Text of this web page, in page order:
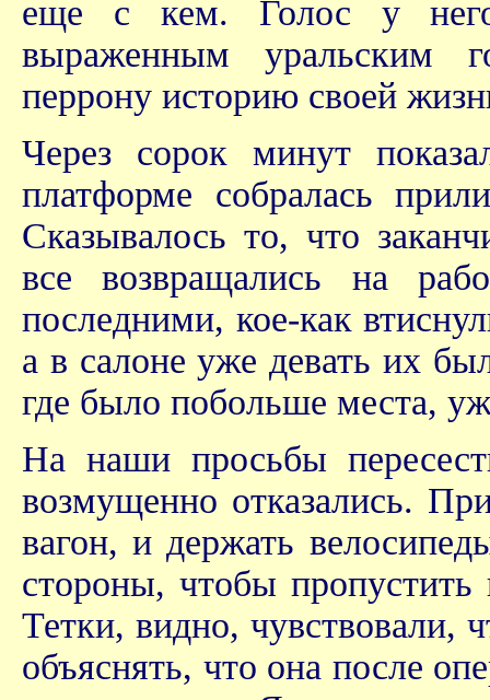
еще с кем. Голос у
выраженным уральским
перрону историю своей
Через сорок минут
платформе собралась
Сказывалось то, что
все возвращались на
последними, кое-как
а в салоне уже девать их
где было побольше места,
На наши просьбы
возмущенно отказались.
вагон, и держать
стороны, чтобы
Тетки, видно, чувствовали,
объяснять, что она после